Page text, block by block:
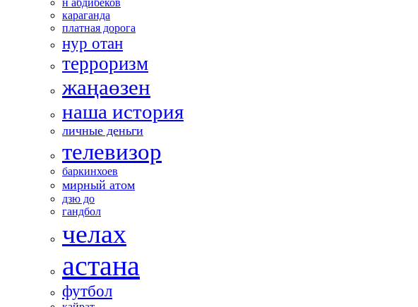
н абдибеков
караганда
платная дорога
нур отан
терроризм
жаңаөзен
наша история
личные деньги
телевизор
баркинхоев
мирный атом
дзю до
гандбол
челах
астана
футбол